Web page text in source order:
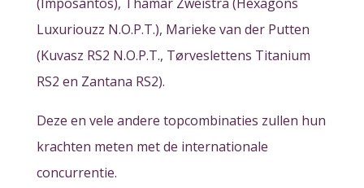
Luxuriouzz N.O.P.T.), Marieke van der Putten
(Kuvasz RS2 N.O.P.T., Tørveslettens Titanium
RS2 en Zantana RS2).
Deze en vele andere topcombinaties zullen hun
krachten meten met de internationale
concurrentie.